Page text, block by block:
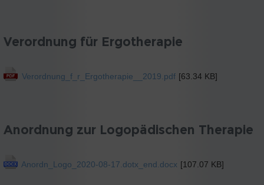
Verordnung für Ergotherapie
Verordnung_f_r_Ergotherapie__2019.pdf [63.34 KB]
Anordnung zur Logopädischen Therapie
Anordn_Logo_2020-08-17.dotx_end.docx [107.07 KB]